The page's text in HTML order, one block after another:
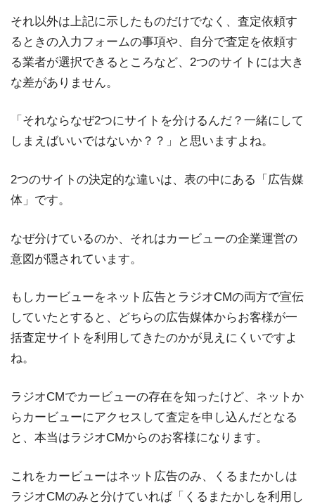
それ以外は上記に示したものだけでなく、査定依頼す
るときの入力フォームの事項や、自分で査定を依頼す
る業者が選択できるところなど、2つのサイトには大き
な差がありません。
「それならなぜ2つにサイトを分けるんだ？一緒にして
しまえばいいではないか？？」と思いますよね。
2つのサイトの決定的な違いは、表の中にある「広告媒
体」です。
なぜ分けているのか、それはカービューの企業運営の
意図が隠されています。
もしカービューをネット広告とラジオCMの両方で宣伝
していたとすると、どちらの広告媒体からお客様が一
括査定サイトを利用してきたのかが見えにくいですよ
ね。
ラジオCMでカービューの存在を知ったけど、ネットか
らカービューにアクセスして査定を申し込んだとなる
と、本当はラジオCMからのお客様になります。
これをカービューはネット広告のみ、くるまたかしは
ラジオCMのみと分けていれば「くるまたかしを利用し